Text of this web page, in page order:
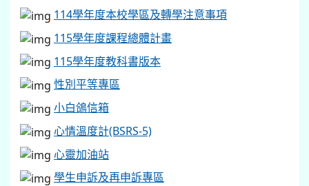
114學年度本校學區及轉學注意事項
115學年度課程總體計畫
115學年度教科書版本
性別平等專區
小白鴿信箱
心情溫度計(BSRS-5)
心靈加油站
學生申訴及再申訴專區